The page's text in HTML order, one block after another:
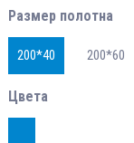
Размер полотна
200*40 200*60
Цвета